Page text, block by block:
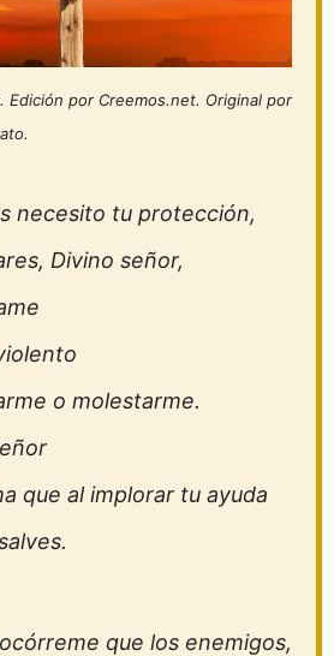
Edición por Creemos.net. Original por
necesito tu protección,
Divino señor,
o molestarme.
que al implorar tu ayuda
que los enemigos,